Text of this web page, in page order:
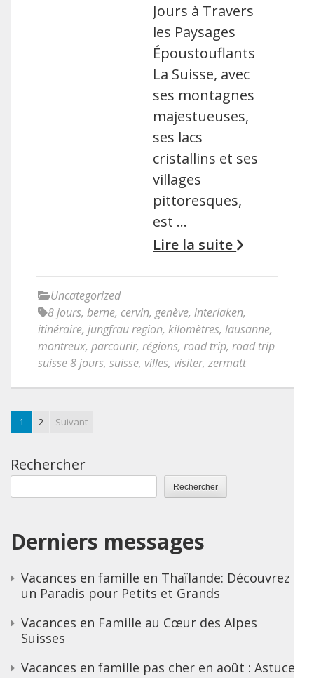
Jours à Travers
les Paysages
Époustouflants
La Suisse, avec
ses montagnes
majestueuses,
ses lacs
cristallins et ses
villages
pittoresques,
est …
Lire la suite
Uncategorized
8 jours, berne, cervin, genève, interlaken,
itinéraire, jungfrau region, kilomètres, lausanne,
montreux, parcourir, régions, road trip, road trip
suisse 8 jours, suisse, villes, visiter, zermatt
1 2 Suivant
Rechercher
Rechercher
Derniers messages
Vacances en famille en Thaïlande: Découvrez
un Paradis pour Petits et Grands
Vacances en Famille au Cœur des Alpes
Suisses
Vacances en famille pas cher en août : Astuces